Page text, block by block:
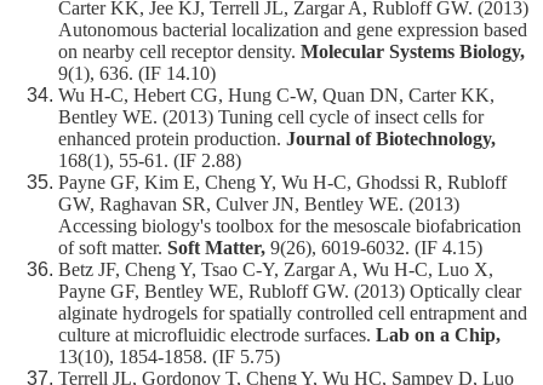
Carter KK, Jee KJ, Terrell JL, Zargar A, Rubloff GW. (2013)
Autonomous bacterial localization and gene expression based
on nearby cell receptor density. Molecular Systems Biology,
9(1), 636. (IF 14.10)
Wu H-C, Hebert CG, Hung C-W, Quan DN, Carter KK,
Bentley WE. (2013) Tuning cell cycle of insect cells for
enhanced protein production. Journal of Biotechnology,
168(1), 55-61. (IF 2.88)
Payne GF, Kim E, Cheng Y, Wu H-C, Ghodssi R, Rubloff
GW, Raghavan SR, Culver JN, Bentley WE. (2013)
Accessing biology's toolbox for the mesoscale biofabrication
of soft matter. Soft Matter, 9(26), 6019-6032. (IF 4.15)
Betz JF, Cheng Y, Tsao C-Y, Zargar A, Wu H-C, Luo X,
Payne GF, Bentley WE, Rubloff GW. (2013) Optically clear
alginate hydrogels for spatially controlled cell entrapment and
culture at microfluidic electrode surfaces. Lab on a Chip,
13(10), 1854-1858. (IF 5.75)
Terrell JL, Gordonov T, Cheng Y, Wu HC, Sampey D, Luo